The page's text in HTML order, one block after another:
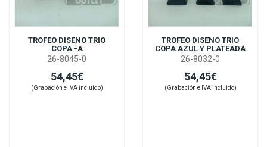
TROFEO DISENO TRIO
COPA -A
26-8045-0
54,45€
(Grabación e IVA incluido)
TROFEO DISENO TRIO
COPA AZUL Y PLATEADA
26-8032-0
54,45€
(Grabación e IVA incluido)